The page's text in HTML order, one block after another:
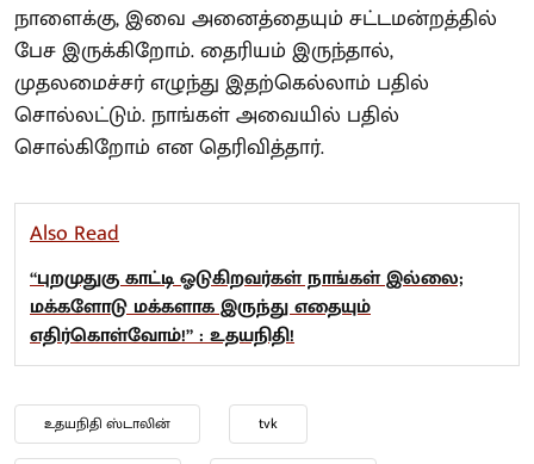
நாளைக்கு, இவை அனைத்தையும் சட்டமன்றத்தில்
பேச இருக்கிறோம். தைரியம் இருந்தால்,
முதலமைச்சர் எழுந்து இதற்கெல்லாம் பதில்
சொல்லட்டும். நாங்கள் அவையில் பதில்
சொல்கிறோம் என தெரிவித்தார்.
Also Read
“புறமுதுகு காட்டி ஓடுகிறவர்கள் நாங்கள் இல்லை;
மக்களோடு மக்களாக இருந்து எதையும்
எதிர்கொள்வோம்!” : உதயநிதி!
உதயநிதி ஸ்டாலின் tvk